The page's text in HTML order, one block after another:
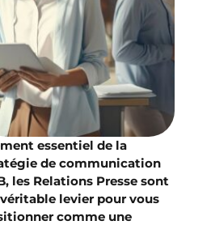
essentiel de la
de communication
les Relations Presse sont
levier pour vous
comme une